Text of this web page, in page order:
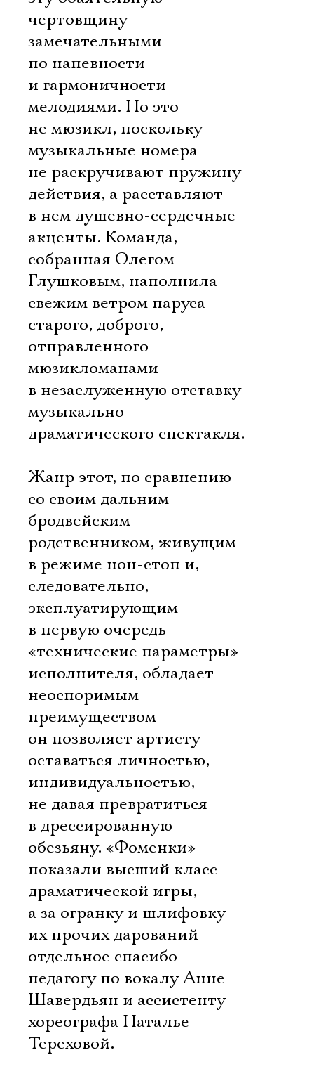
чертовщину
замечательными
по напевности
и гармоничности
мелодиями. Но это
не мюзикл, поскольку
музыкальные номера
не раскручивают пружину
действия, а расставляют
в нем душевно-сердечные
акценты. Команда,
собранная Олегом
Глушковым, наполнила
свежим ветром паруса
старого, доброго,
отправленного
мюзикломанами
в незаслуженную отставку
музыкально-
драматического спектакля.
Жанр этот, по сравнению
со своим дальним
бродвейским
родственником, живущим
в режиме нон-стоп и,
следовательно,
эксплуатирующим
в первую очередь
«технические параметры»
исполнителя, обладает
неоспоримым
преимуществом —
он позволяет артисту
оставаться личностью,
индивидуальностью,
не давая превратиться
в дрессированную
обезьяну. «Фоменки»
показали высший класс
драматической игры,
а за огранку и шлифовку
их прочих дарований
отдельное спасибо
педагогу по вокалу Анне
Шавердьян и ассистенту
хореографа Наталье
Тереховой.